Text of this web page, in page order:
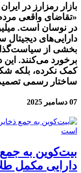
بازار رمزارز در
«تقاضای واقعی
در نوسان است.
دارایی‌های دیجیتال
بخشی از
برخورد می‌کنند. این
کمک نکرده، بلکه
ساختار رسمی
07 دسامبر 2025
بیت‌کوین به
دارایی مکمل